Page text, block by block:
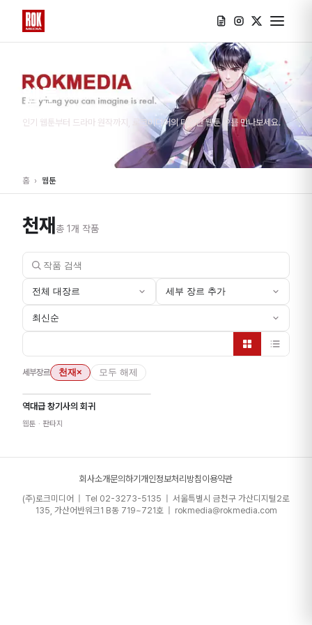
웹툰
인기 웹툰부터 드라마 원작까지, 로크미디어의 다양한 웹툰 IP를 만나보세요.
홈 › 웹툰
천재 총 1개 작품
전체 대장르 세부 장르 추가
최신순
세부장르 천재× 모두 해제
역대급 창기사의 회귀
웹툰 · 판타지
회사소개문의하기 개인정보처리방침 이용약관
(주)로크미디어 | Tel 02-3273-5135 | 서울특별시 금천구 가산디지털2로
135, 가산어반워크1 B동 719~721호 | rokmedia@rokmedia.com